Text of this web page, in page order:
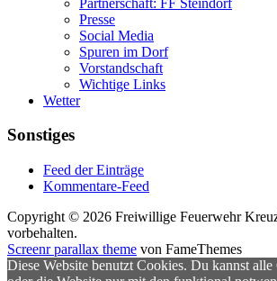
Presse
Social Media
Spuren im Dorf
Vorstandschaft
Wichtige Links
Wetter
Sonstiges
Feed der Einträge
Kommentare-Feed
Copyright © 2026 Freiwillige Feuerwehr
vorbehalten.
Screenr parallax theme von FameThemes
Diese Website benutzt Cookies. Du kannst alle